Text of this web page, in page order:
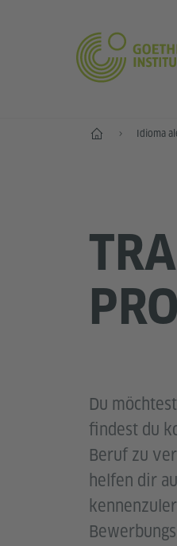
Inicio Idioma
Du
findest du
Beruf zu
helfen dir